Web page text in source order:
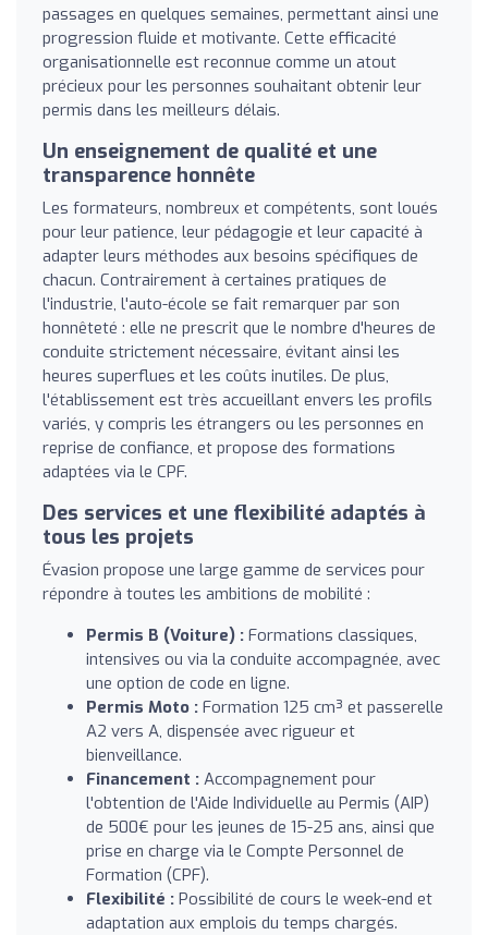
passages en quelques semaines, permettant ainsi une
progression fluide et motivante. Cette efficacité
organisationnelle est reconnue comme un atout
précieux pour les personnes souhaitant obtenir leur
permis dans les meilleurs délais.
Un enseignement de qualité et une
transparence honnête
Les formateurs, nombreux et compétents, sont loués
pour leur patience, leur pédagogie et leur capacité à
adapter leurs méthodes aux besoins spécifiques de
chacun. Contrairement à certaines pratiques de
l'industrie, l'auto-école se fait remarquer par son
honnêteté : elle ne prescrit que le nombre d'heures de
conduite strictement nécessaire, évitant ainsi les
heures superflues et les coûts inutiles. De plus,
l'établissement est très accueillant envers les profils
variés, y compris les étrangers ou les personnes en
reprise de confiance, et propose des formations
adaptées via le CPF.
Des services et une flexibilité adaptés à
tous les projets
Évasion propose une large gamme de services pour
répondre à toutes les ambitions de mobilité :
Permis B (Voiture) : Formations classiques,
intensives ou via la conduite accompagnée, avec
une option de code en ligne.
Permis Moto : Formation 125 cm³ et passerelle
A2 vers A, dispensée avec rigueur et
bienveillance.
Financement : Accompagnement pour
l'obtention de l'Aide Individuelle au Permis (AIP)
de 500€ pour les jeunes de 15-25 ans, ainsi que
prise en charge via le Compte Personnel de
Formation (CPF).
Flexibilité : Possibilité de cours le week-end et
adaptation aux emplois du temps chargés.